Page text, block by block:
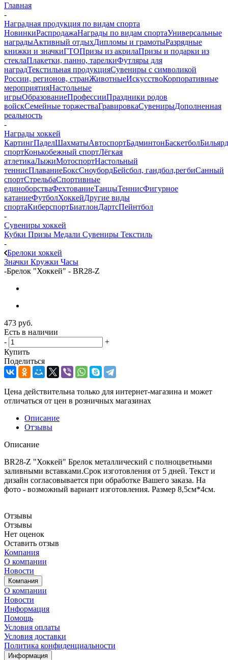
Главная
-
Наградная продукция по видам спорта
НовинкиРаспродажаНаграды по видам спортаУниверсальные
наградыАктивный отдыхДипломы и грамотыРазрядные
книжки и значкиГТОПризы из акрилаПризы и подарки из
стеклаПлакетки, панно, тарелкиФутляры для
наградТекстильная продукцияСувениры с символикой
России, регионов, странЖивотныеИскусствоКорпоративные
мероприятияНастольные
игрыОбразованиеПрофессииПраздники родов
войскСемейные торжестваГравировкаСувенирыДополненная
реальность
-
Награды хоккей
КартингПаделШахматыАвтоспортБадминтонБаскетболБильярд
спортКонькобежный спортЛёгкая
атлетикаЛыжиМотоспортНастольный
теннисПлаваниеБоксСноубордБейсбол, гандбол,регбиСанный
спортСтрельбаСпортивные
единоборстваФехтованиеТанцыТеннисФигурное
катаниеФутболХоккейДругие виды
спортаКиберспортБиатлонДартсПейнтбол
-
Сувениры хоккей
Кубки Призы Медали Сувениры Текстиль
-
Брелоки хоккей
Значки Кружки Часы
-Брелок "Хоккей" - BR28-Z
473 руб.
Есть в наличии
-
+
Купить
Поделиться
Цена действительна только для интернет-магазина и может
отличаться от цен в розничных магазинах
Описание
Отзывы
Описание
BR28-Z "Хоккей" Брелок металлический с полноцветными
заливными вставками.Срок изготовления от 5 дней. Текст и
дизайн согласовывается при обработке Вашего заказа. На
фото - возможный вариант изготовления. Размер 8,5см*4см.
Отзывы
Отзывы
Нет оценок
Оставить отзыв
Компания
О компании
Новости
Компания
О компании
Новости
Информация
Помощь
Условия оплаты
Условия доставки
Политика конфиденциальности
Информация